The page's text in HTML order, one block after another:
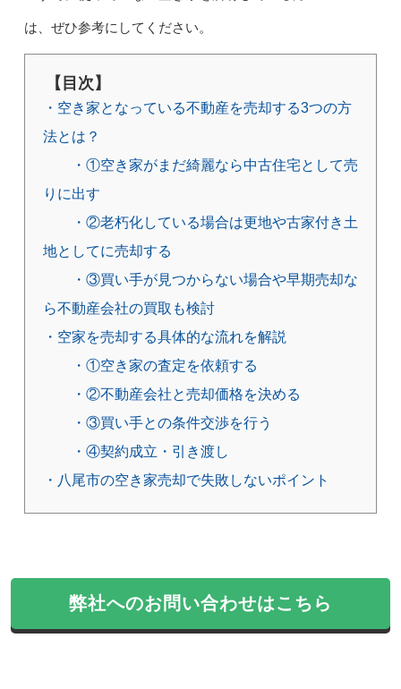
は、ぜひ参考にしてください。
【目次】
・空き家となっている不動産を売却する3つの方
法とは？
・①空き家がまだ綺麗なら中古住宅として売
りに出す
・②老朽化している場合は更地や古家付き土
地としてに売却する
・③買い手が見つからない場合や早期売却な
ら不動産会社の買取も検討
・空家を売却する具体的な流れを解説
・①空き家の査定を依頼する
・②不動産会社と売却価格を決める
・③買い手との条件交渉を行う
・④契約成立・引き渡し
・八尾市の空き家売却で失敗しないポイント
弊社へのお問い合わせはこちら